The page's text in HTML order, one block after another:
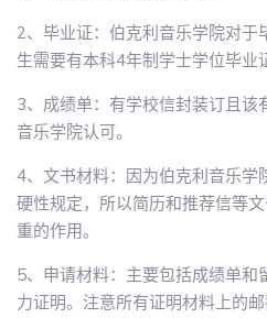
2、毕业证：伯克利音乐学院对于
生需要有本科4年制学士学位毕业
3、成绩单：有学校信封装订且该
音乐学院认可。
4、文书材料：因为伯克利音乐学
硬性规定，所以简历和推荐信等
重的作用。
5、申请材料：主要包括成绩单和
力证明。注意所有证明材料上的